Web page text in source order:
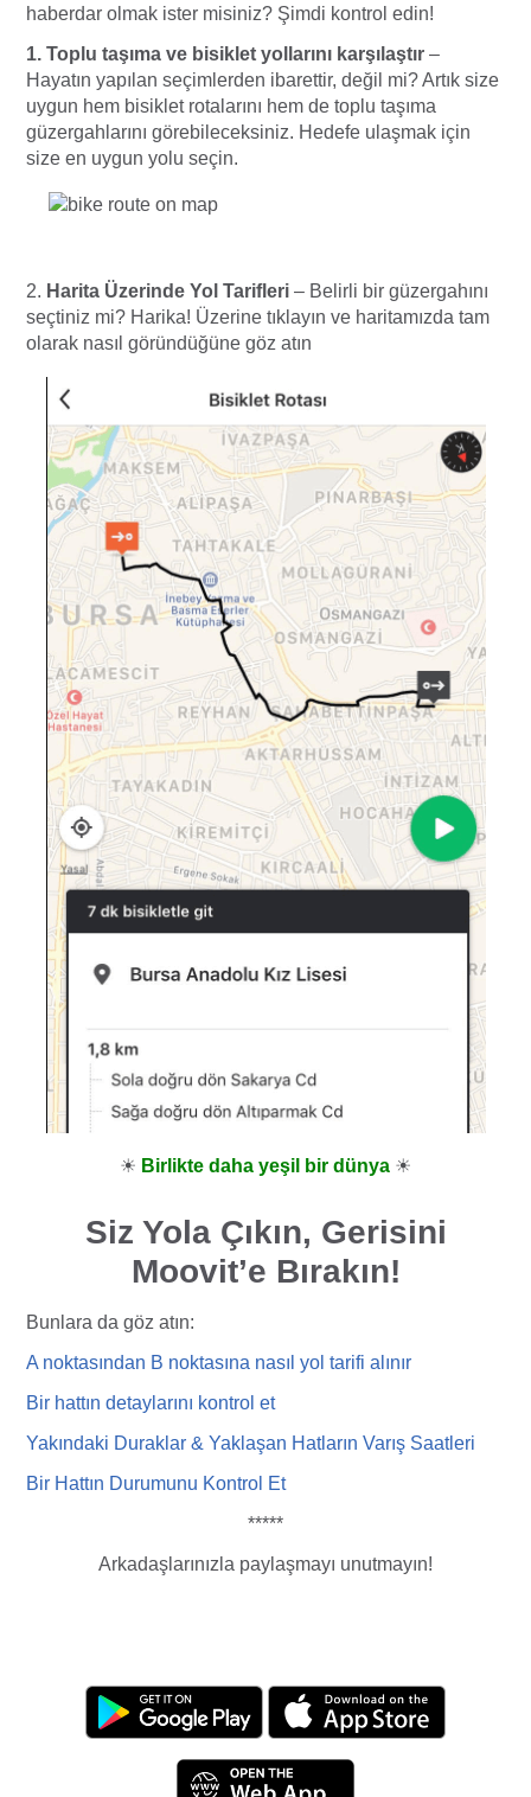
haberdar olmak ister misiniz? Şimdi kontrol edin!
1. Toplu taşıma ve bisiklet yollarını karşılaştır –
Hayatın yapılan seçimlerden ibarettir, değil mi? Artık size
uygun hem bisiklet rotalarını hem de toplu taşıma
güzergahlarını görebileceksiniz. Hedefe ulaşmak için
size en uygun yolu seçin.
2. Harita Üzerinde Yol Tarifleri – Belirli bir güzergahını
seçtiniz mi? Harika! Üzerine tıklayın ve haritamızda tam
olarak nasıl göründüğüne göz atın
☀ Birlikte daha yeşil bir dünya ☀
Siz Yola Çıkın, Gerisini
Moovit’e Bırakın!
Bunlara da göz atın:
A noktasından B noktasına nasıl yol tarifi alınır
Bir hattın detaylarını kontrol et
Yakındaki Duraklar & Yaklaşan Hatların Varış Saatleri
Bir Hattın Durumunu Kontrol Et
*****
Arkadaşlarınızla paylaşmayı unutmayın!